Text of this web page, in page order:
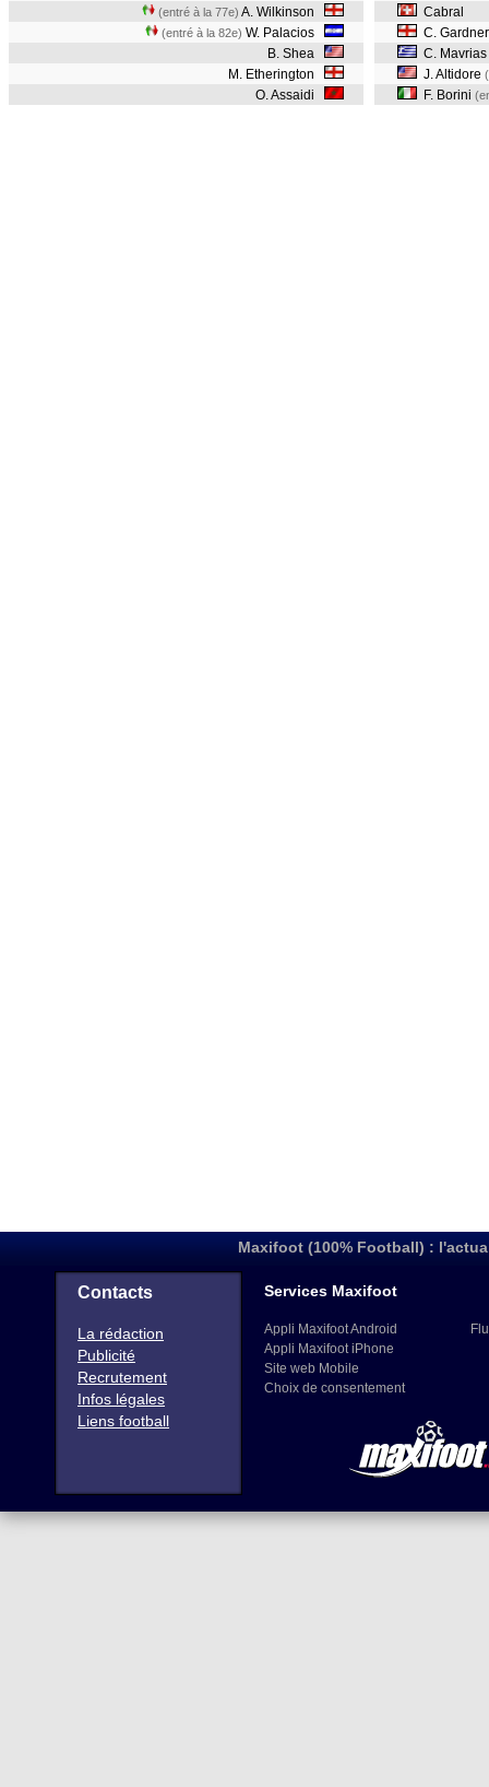
(entré à la 77e) A. Wilkinson
(entré à la 82e) W. Palacios
B. Shea
M. Etherington
O. Assaidi
Cabral
C. Gardner
C. Mavrias
J. Altidore
F. Borini
Maxifoot (100% Football) :
Contacts
La rédaction
Publicité
Recrutement
Infos légales
Liens football
Services Maxifoot
Appli Maxifoot Android
Appli Maxifoot iPhone
Site web Mobile
Choix de consentement